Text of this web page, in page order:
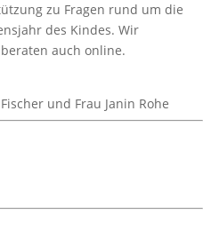
zu Fragen rund um die
des Kindes. Wir
auch online.
und Frau Janin Rohe